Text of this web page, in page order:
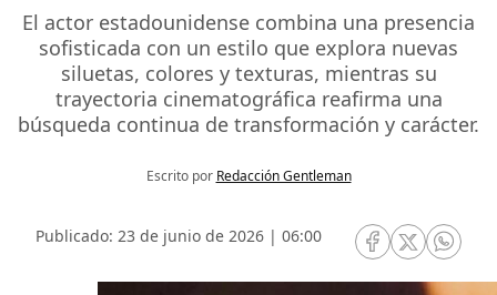
El actor estadounidense combina una presencia
sofisticada con un estilo que explora nuevas
siluetas, colores y texturas, mientras su
trayectoria cinematográfica reafirma una
búsqueda continua de transformación y carácter.
Escrito por Redacción Gentleman
Publicado: 23 de junio de 2026 | 06:00
RRSS Facebook
RRSSRRSS